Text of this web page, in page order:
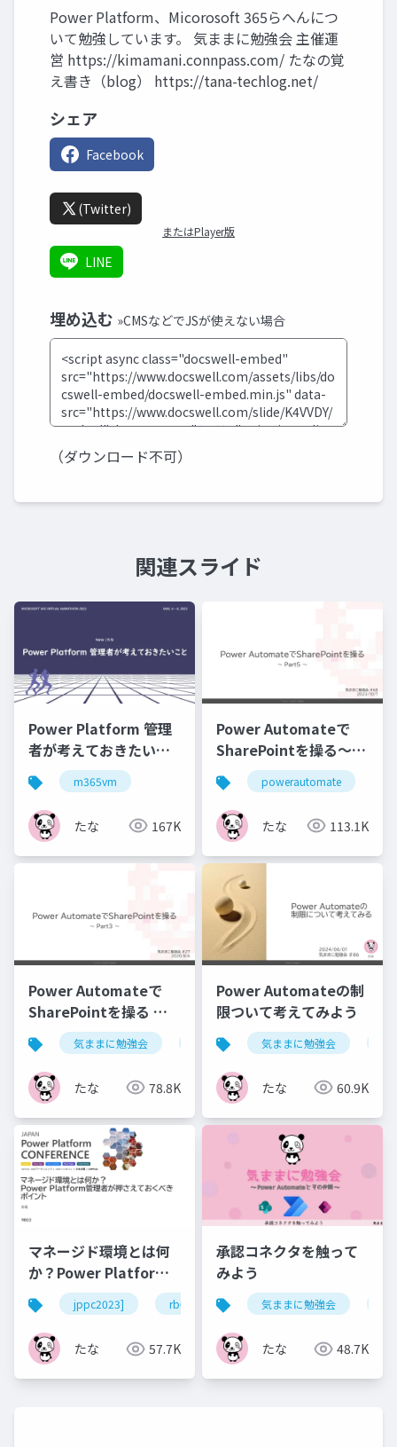
Power Platform、Micorosoft 365らへんにつ
いて勉強しています。 気ままに勉強会 主催運
営 https://kimamani.connpass.com/ たなの覚
え書き（blog） https://tana-techlog.net/
シェア
Facebook
(Twitter)
またはPlayer版
LINE
埋め込む »CMSなどでJSが使えない場合
（ダウンロード不可）
関連スライド
Power Platform 管理
者が考えておきたいこ
と
m365vm
たな 167K
Power Automateで
SharePointを操る～
Part5～powerautomate
たな 113.1K
Power Automateで
SharePointを操る ～
Part ３～気ままに勉強会 powerautomate sharepoint
たな 78.8K
Power Automateの制
限ついて考えてみよう
気ままに勉強会
たな 60.9K
マネージド環境とは何
か？Power Platform
管理者が押さえておく
べきポイント
jppc2023] rb03 powerplatform
たな 57.7K
承認コネクタを触って
みよう
気ままに勉強会
たな 48.7K